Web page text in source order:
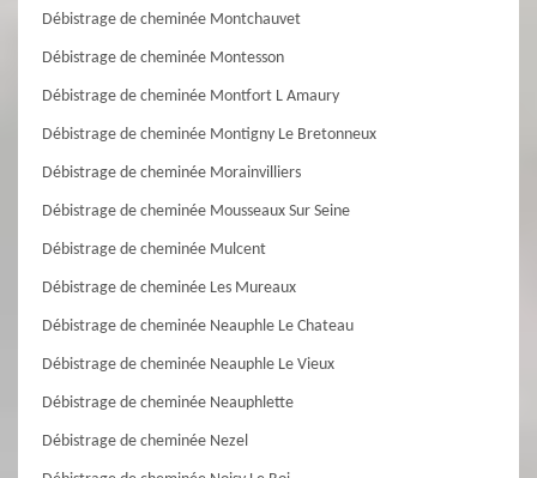
Débistrage de cheminée Montchauvet
Débistrage de cheminée Montesson
Débistrage de cheminée Montfort L Amaury
Débistrage de cheminée Montigny Le Bretonneux
Débistrage de cheminée Morainvilliers
Débistrage de cheminée Mousseaux Sur Seine
Débistrage de cheminée Mulcent
Débistrage de cheminée Les Mureaux
Débistrage de cheminée Neauphle Le Chateau
Débistrage de cheminée Neauphle Le Vieux
Débistrage de cheminée Neauphlette
Débistrage de cheminée Nezel